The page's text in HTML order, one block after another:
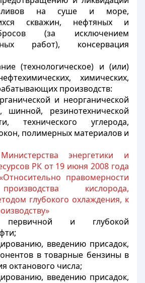
на суше и море,
скважин, нефтяных и
(за исключением
работ), консервация
(технологическое) и (или)
химических,
производств:
и неорганической
шинной, резинотехнической
технического углерода,
полимерных материалов и
энергетики и
РК от 19 июня 2008 года
правомерности
кислорода,
глубокого охлаждения, к
первичной и глубокой
введению присадок,
в товарные бензины в
октанового числа;
введению присадок,